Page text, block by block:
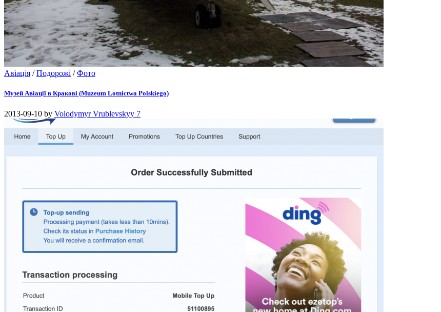
Авіація /Подорожі /Фото
Музей Авіації в Кракові (Muzeum Lotnictwa Polskiego)
2013-09-10 by Volodymyr Vrublevskyy 7